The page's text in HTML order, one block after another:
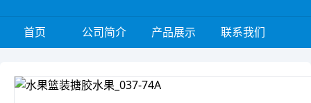
首页 公司简介 产品展示 联系我们